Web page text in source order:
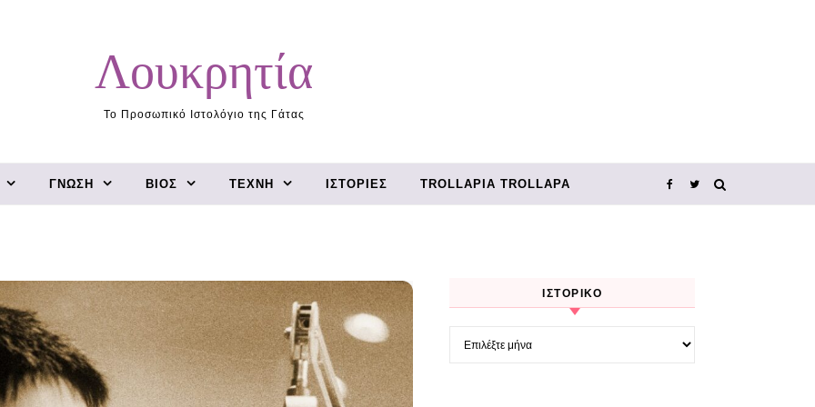
Λουκρητία
Το Προσωπικό Ιστολόγιο της Γάτας
ΓΝΏΣΗ ΒΊΟΣ ΤΈΧΝΗ ΙΣΤΟΡΊΕΣ TROLLΑΡΊΑ TROLLΑΡΆ
ΙΣΤΟΡΙΚΌ
Ιστορικό